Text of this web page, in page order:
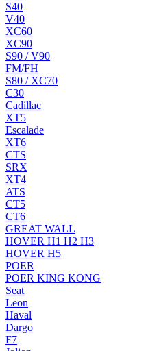
S40
V40
XC60
XC90
S90 / V90
FM/FH
S80 / XC70
C30
Cadillac
XT5
Escalade
XT6
CTS
SRX
XT4
ATS
CT5
CT6
GREAT WALL
HOVER H1 H2 H3
HOVER H5
POER
POER KING KONG
Seat
Leon
Haval
Dargo
F7